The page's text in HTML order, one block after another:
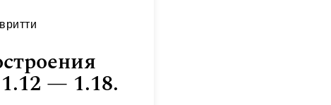
вритти
— 1.18.